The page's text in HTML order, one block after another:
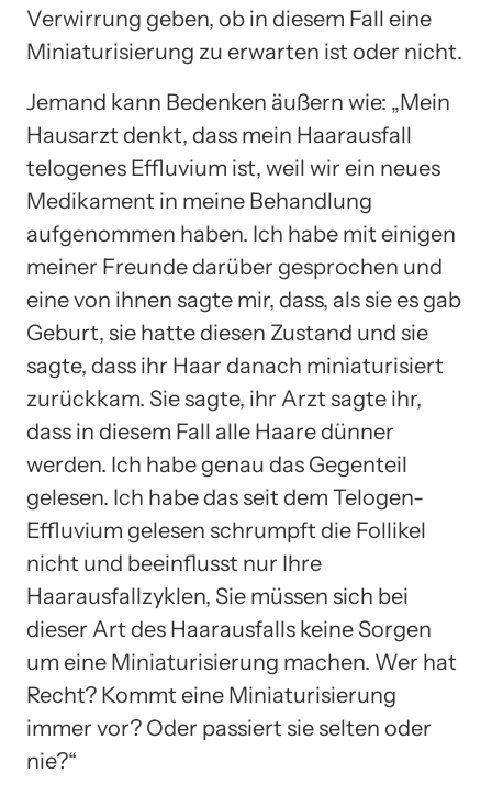
Verwirrung geben, ob in diesem Fall eine
Miniaturisierung zu erwarten ist oder nicht.
Jemand kann Bedenken äußern wie: „Mein
Hausarzt denkt, dass mein Haarausfall
telogenes Effluvium ist, weil wir ein neues
Medikament in meine Behandlung
aufgenommen haben. Ich habe mit einigen
meiner Freunde darüber gesprochen und
eine von ihnen sagte mir, dass, als sie es gab
Geburt, sie hatte diesen Zustand und sie
sagte, dass ihr Haar danach miniaturisiert
zurückkam. Sie sagte, ihr Arzt sagte ihr,
dass in diesem Fall alle Haare dünner
werden. Ich habe genau das Gegenteil
gelesen. Ich habe das seit dem Telogen-
Effluvium gelesen schrumpft die Follikel
nicht und beeinflusst nur Ihre
Haarausfallzyklen, Sie müssen sich bei
dieser Art des Haarausfalls keine Sorgen
um eine Miniaturisierung machen. Wer hat
Recht? Kommt eine Miniaturisierung
immer vor? Oder passiert sie selten oder
nie?“